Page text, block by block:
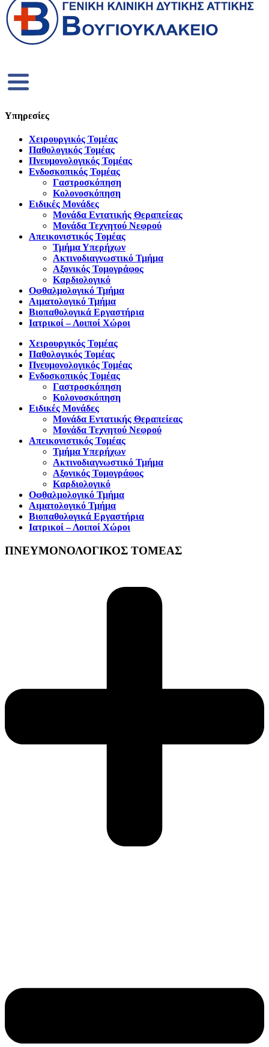
Υπηρεσίες
Χειρουργικός Τομέας
Παθολογικός Τομέας
Πνευμονολογικός Τομέας
Ενδοσκοπικός Τομέας
Γαστροσκόπηση
Κολονοσκόπηση
Ειδικές Μονάδες
Μονάδα Εντατικής Θεραπείεας
Μονάδα Τεχνητού Νεφρού
Απεικονιστικός Τομέας
Τμήμα Υπερήχων
Ακτινοδιαγνωστικό Τμήμα
Αξονικός Τομογράφος
Καρδιολογικό
Οφθαλμολογικό Τμήμα
Αιματολογικό Τμήμα
Βιοπαθολογικά Εργαστήρια
Ιατρικοί – Λοιποί Χώροι
Χειρουργικός Τομέας
Παθολογικός Τομέας
Πνευμονολογικός Τομέας
Ενδοσκοπικός Τομέας
Γαστροσκόπηση
Κολονοσκόπηση
Ειδικές Μονάδες
Μονάδα Εντατικής Θεραπείεας
Μονάδα Τεχνητού Νεφρού
Απεικονιστικός Τομέας
Τμήμα Υπερήχων
Ακτινοδιαγνωστικό Τμήμα
Αξονικός Τομογράφος
Καρδιολογικό
Οφθαλμολογικό Τμήμα
Αιματολογικό Τμήμα
Βιοπαθολογικά Εργαστήρια
Ιατρικοί – Λοιποί Χώροι
ΠΝΕΥΜΟΝΟΛΟΓΙΚΟΣ ΤΟΜΕΑΣ